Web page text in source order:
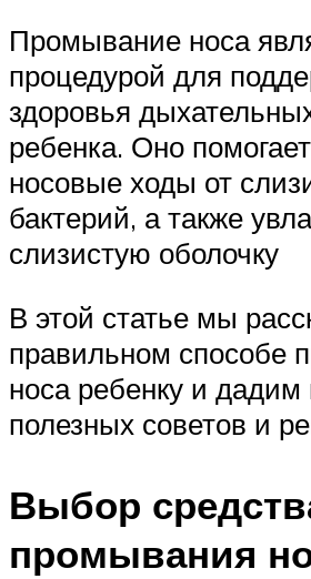
Промывание носа
процедурой для
здоровья
ребенка. Оно
носовые ходы от
бактерий, а также
слизистую оболочку
В этой статье мы
правильном способе
носа ребенку и дадим
полезных советов и
Выбор
промывания